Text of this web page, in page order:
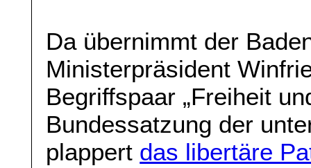
Da übernimmt der
Ministerpräsident
Begriffspaar „Freiheit
Bundessatzung der
plappert das libertäre